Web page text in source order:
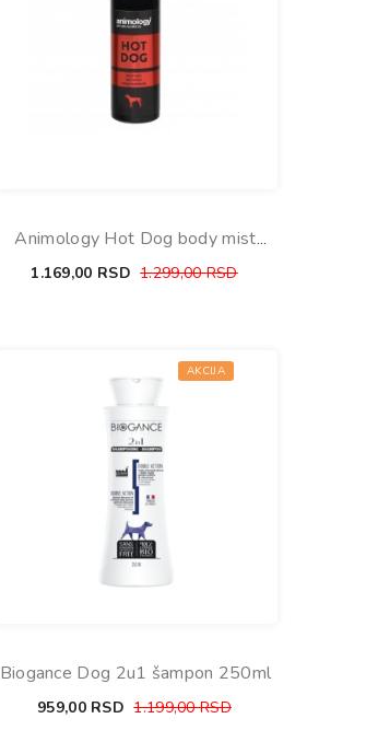
Animology Hot Dog body mist
parfem 150ml
1.169,00 RSD 1.299,00RSD
AKCIJA
Biogance Dog 2u1 šampon 250ml
959,00 RSD 1.199,00RSD